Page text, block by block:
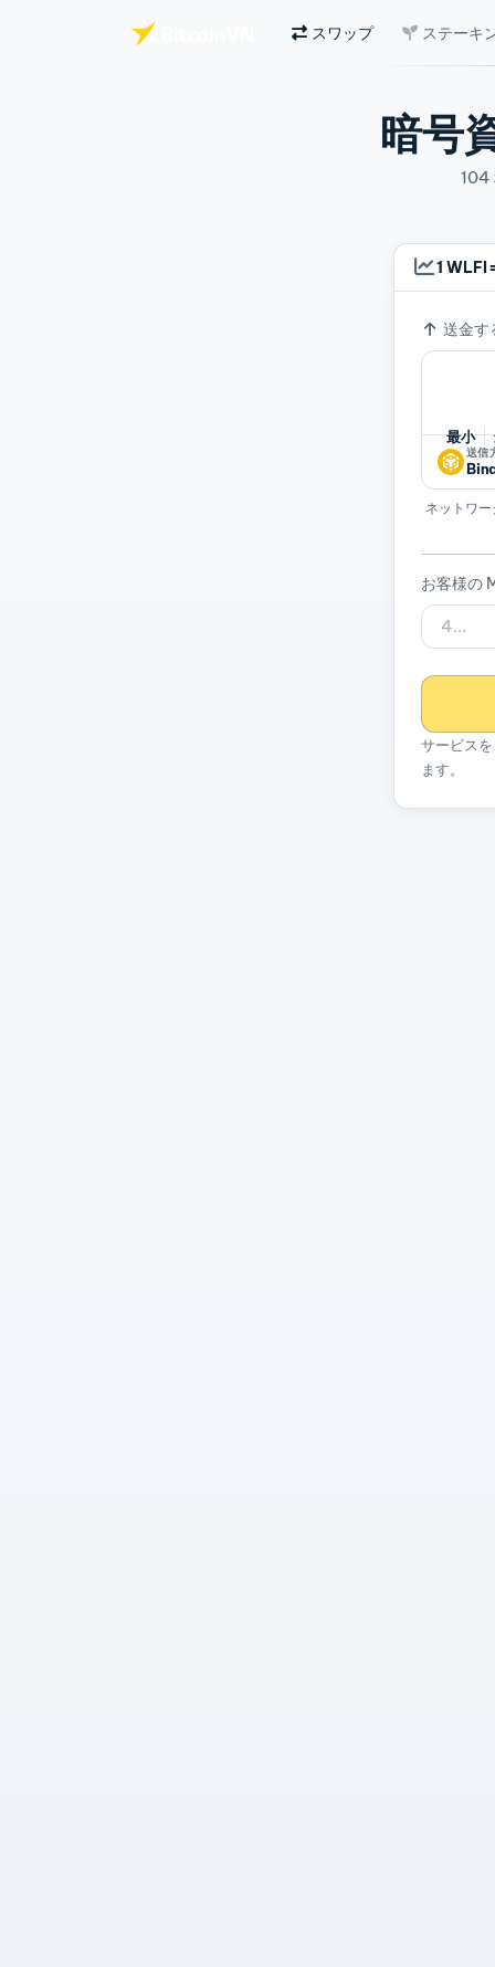
スワップ ステーキ
暗号
104
為替レ
1 WLFI
送金す
最小
送信
ネットワ
お客様の
サービス
ます。